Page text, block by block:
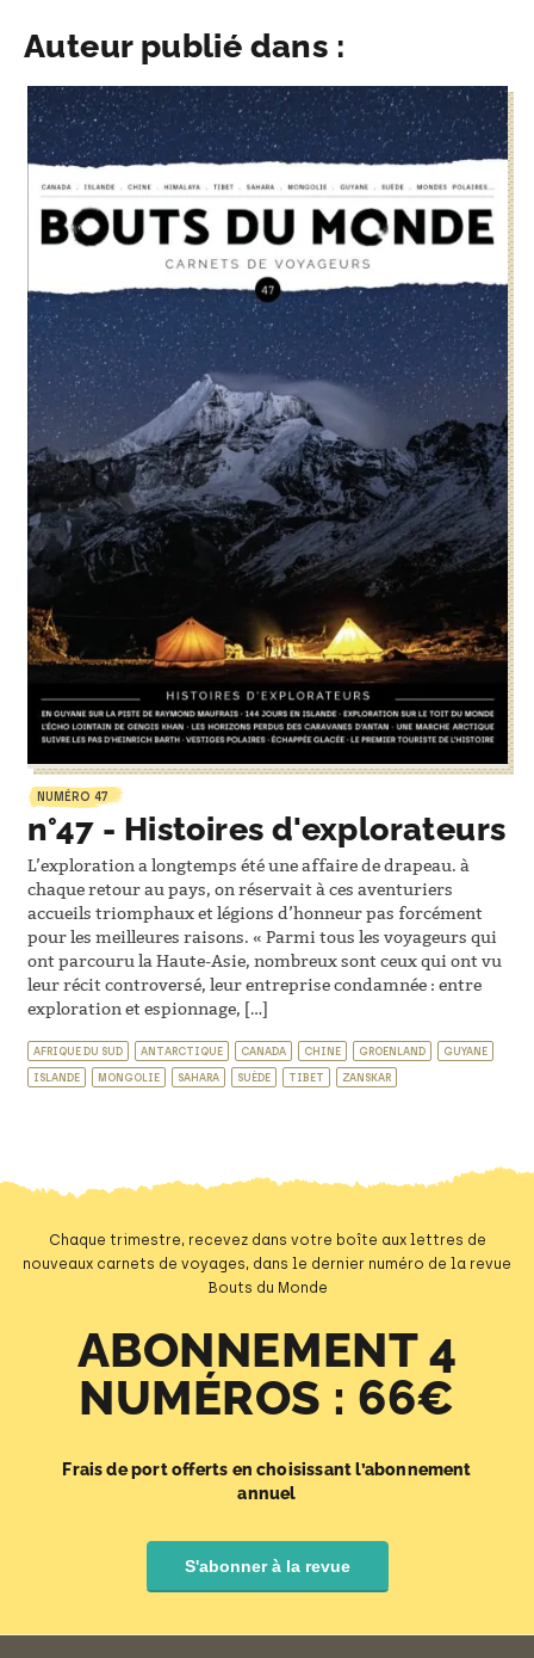
Auteur publié dans :
NUMÉRO 47
n°47 - Histoires d'explorateurs
L’exploration a longtemps été une affaire de drapeau. à
chaque retour au pays, on réservait à ces aventuriers
accueils triomphaux et légions d’honneur pas forcément
pour les meilleures raisons. « Parmi tous les voyageurs qui
ont parcouru la Haute-Asie, nombreux sont ceux qui ont vu
leur récit controversé, leur entreprise condamnée : entre
exploration et espionnage, […]
AFRIQUE DU SUD ANTARCTIQUE CANADA CHINE GROENLAND
GUYANE
ISLANDE
MONGOLIE SAHARA SUÈDE TIBET ZANSKAR
Chaque trimestre, recevez dans votre boîte aux lettres de
nouveaux carnets de voyages, dans le dernier numéro de la revue
Bouts du Monde
ABONNEMENT 4
NUMÉROS : 66€
Frais de port offerts en choisissant l’abonnement
annuel
S'abonner à la revue